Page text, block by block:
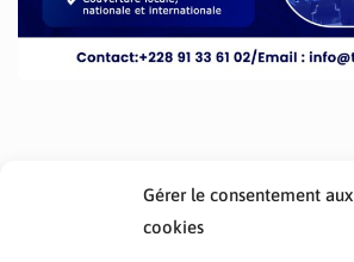
Gérer le consentement aux
cookies